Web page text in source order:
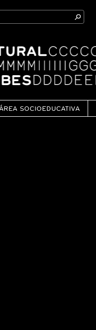
SOCIOEDUCATIVA